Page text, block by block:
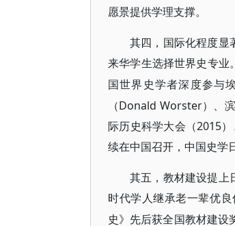
愿景提供学理支撑。
其四，国际化程度显
来华学生选择世界史专业
国世界史学者深度参与
（Donald Worster）、
际历史科学大会（2015
续在中国召开，中国史学
其五，教材建设提上
时代学人继承老一辈优
史》先后获全国教材建设